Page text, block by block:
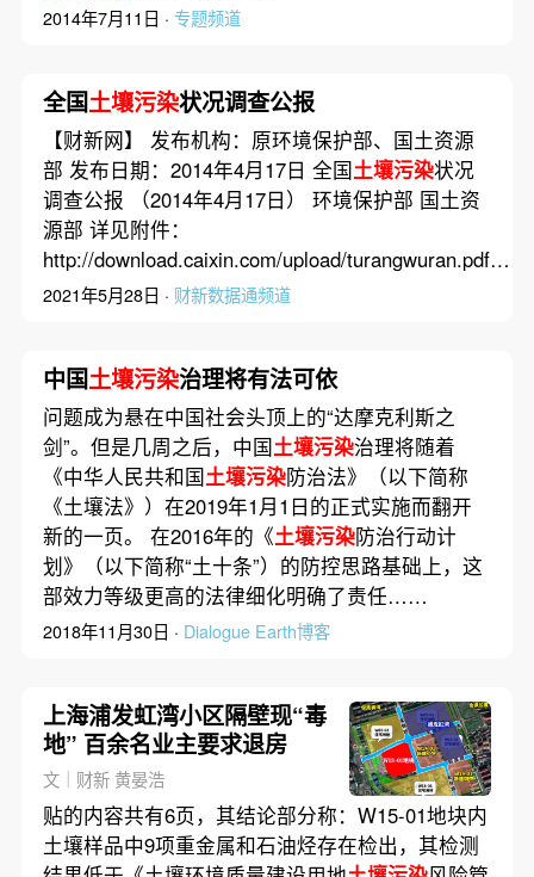
2014年7月11日 · 专题频道
全国土壤污染状况调查公报
【财新网】 发布机构：原环境保护部、国土资源
部 发布日期：2014年4月17日 全国土壤污染状况
调查公报 （2014年4月17日） 环境保护部 国土资
源部 详见附件：
http://download.caixin.com/upload/turangwuran.pdf……
2021年5月28日 · 财新数据通频道
中国土壤污染治理将有法可依
问题成为悬在中国社会头顶上的“达摩克利斯之
剑”。但是几周之后，中国土壤污染治理将随着
《中华人民共和国土壤污染防治法》（以下简称
《土壤法》）在2019年1月1日的正式实施而翻开
新的一页。 在2016年的《土壤污染防治行动计
划》（以下简称“土十条”）的防控思路基础上，这
部效力等级更高的法律细化明确了责任……
2018年11月30日 · Dialogue Earth博客
上海浦发虹湾小区隔壁现“毒
地” 百余名业主要求退房
文｜财新 黄晏浩
贴的内容共有6页，其结论部分称：W15-01地块内
土壤样品中9项重金属和石油烃存在检出，其检测